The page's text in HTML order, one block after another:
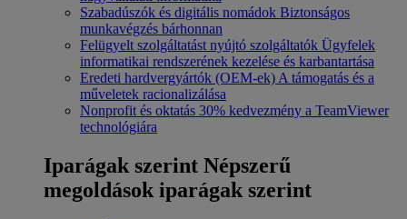
Szabadúszók és digitális nomádok Biztonságos
munkavégzés bárhonnan
Felügyelt szolgáltatást nyújtó szolgáltatók Ügyfelek
informatikai rendszerének kezelése és karbantartása
Eredeti hardvergyártók (OEM-ek) A támogatás és a
műveletek racionalizálása
Nonprofit és oktatás 30% kedvezmény a TeamViewer
technológiára
Iparágak szerint Népszerű
megoldások iparágak szerint